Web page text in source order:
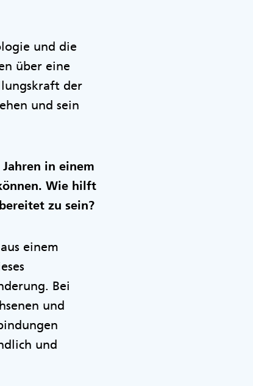
und die
über eine
der
und sein
in einem
Wie hilft
zu sein?
einem
Bei
und
und